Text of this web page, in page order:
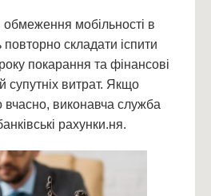
мобільності в
повторно складати іспити
покарання та фінансові
супутніх витрат. Якщо
виконавча служба
рахунки.ня.